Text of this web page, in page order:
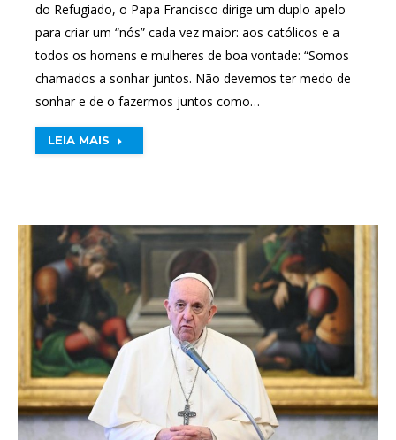
do Refugiado, o Papa Francisco dirige um duplo apelo
para criar um “nós” cada vez maior: aos católicos e a
todos os homens e mulheres de boa vontade: “Somos
chamados a sonhar juntos. Não devemos ter medo de
sonhar e de o fazermos juntos como…
LEIA MAIS